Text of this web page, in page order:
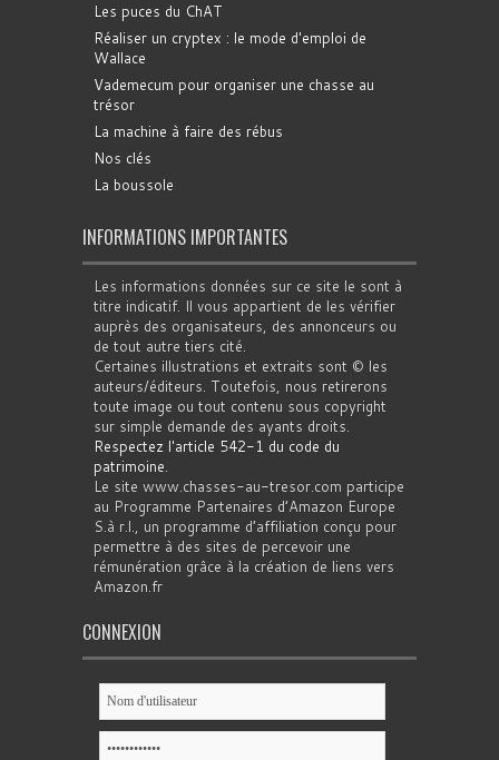
Les puces du ChAT
Réaliser un cryptex : le mode d'emploi de
Wallace
Vademecum pour organiser une chasse au
trésor
La machine à faire des rébus
Nos clés
La boussole
INFORMATIONS IMPORTANTES
Les informations données sur ce site le sont à
titre indicatif. Il vous appartient de les vérifier
auprès des organisateurs, des annonceurs ou
de tout autre tiers cité.
Certaines illustrations et extraits sont © les
auteurs/éditeurs. Toutefois, nous retirerons
toute image ou tout contenu sous copyright
sur simple demande des ayants droits.
Respectez l'article 542-1 du code du
patrimoine.
Le site www.chasses-au-tresor.com participe
au Programme Partenaires d’Amazon Europe
S.à r.l., un programme d’affiliation conçu pour
permettre à des sites de percevoir une
rémunération grâce à la création de liens vers
Amazon.fr
CONNEXION